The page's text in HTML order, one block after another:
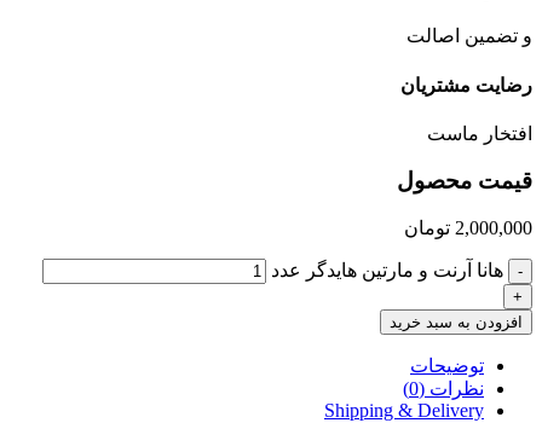
و تضمین اصالت
رضایت مشتریان
افتخار ماست
قیمت محصول
2,000,000 تومان
- هانا آرنت و مارتین هایدگر عدد
+
افزودن به سبد خرید
توضیحات
نظرات (0)
Shipping & Delivery